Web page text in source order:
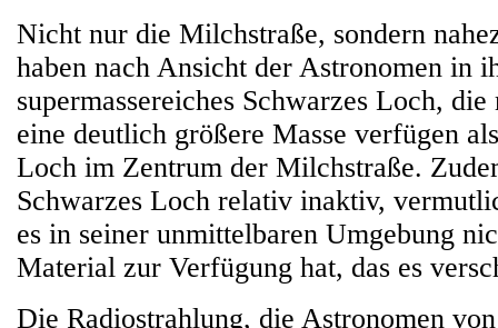
Nicht nur die Milchstraße, sondern
haben nach Ansicht der Astronomen in
supermassereiches Schwarzes Loch,
eine deutlich größere Masse verfügen
Loch im Zentrum der Milchstraße.
Schwarzes Loch relativ inaktiv,
es in seiner unmittelbaren Umgebung
Material zur Verfügung hat, das es
Die Radiostrahlung, die Astronomen